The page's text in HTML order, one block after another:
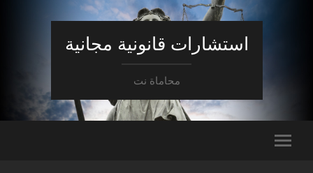
استشارات قانونية مجانية
محاماة نت